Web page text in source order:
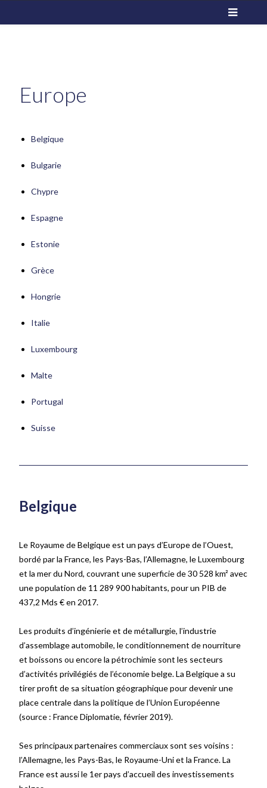
Europe
Belgique
Bulgarie
Chypre
Espagne
Estonie
Grèce
Hongrie
Italie
Luxembourg
Malte
Portugal
Suisse
Belgique
Le Royaume de Belgique est un pays d’Europe de l’Ouest,
bordé par la France, les Pays-Bas, l’Allemagne, le Luxembourg
et la mer du Nord, couvrant une superficie de 30 528 km² avec
une population de 11 289 900 habitants, pour un PIB de
437,2 Mds € en 2017.
Les produits d’ingénierie et de métallurgie, l’industrie
d’assemblage automobile, le conditionnement de nourriture
et boissons ou encore la pétrochimie sont les secteurs
d’activités privilégiés de l’économie belge. La Belgique a su
tirer profit de sa situation géographique pour devenir une
place centrale dans la politique de l’Union Européenne
(source : France Diplomatie, février 2019).
Ses principaux partenaires commerciaux sont ses voisins :
l’Allemagne, les Pays-Bas, le Royaume-Uni et la France.La
France estaussile 1er pays d’accueil des investissements